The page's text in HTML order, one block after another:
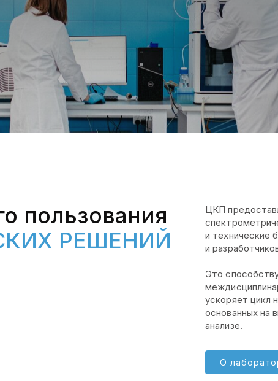
пользования
РЕШЕНИЙ
ЦКП
и технические
и
Это
ускоряет цикл
основанных на
анализе.
О